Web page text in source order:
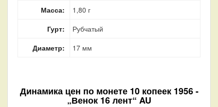
Масса:
1,80 г
Гурт:
Рубчатый
Диаметр:
17 мм
Динамика цен по монете 10 копеек 1956 -
„Венок 16 лент“ AU